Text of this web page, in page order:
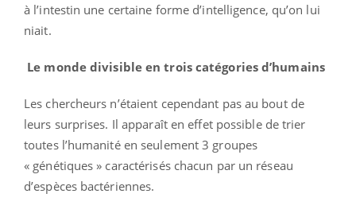
à l’intestin une certaine forme d’intelligence, qu’on lui
niait.
Le monde divisible en trois catégories d’humains
Les chercheurs n’étaient cependant pas au bout de
leurs surprises. Il apparaît en effet possible de trier
toutes l’humanité en seulement 3 groupes
« génétiques » caractérisés chacun par un réseau
d’espèces bactériennes.